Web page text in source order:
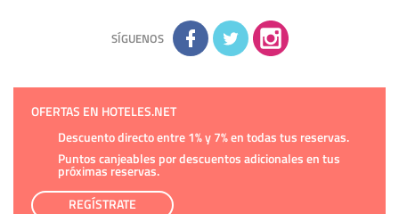
adicional y detallada sobre cómo tratamos sus datos en la
política de privacidad
SÍGUENOS
OFERTAS EN HOTELES.NET
Descuento directo entre 1% y 7% en todas tus reservas.
Puntos canjeables por descuentos adicionales en tus
próximas reservas.
REGÍSTRATE